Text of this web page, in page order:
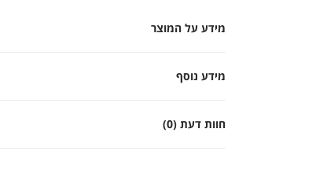
מידע על המוצר
מידע נוסף
חוות דעת (0)